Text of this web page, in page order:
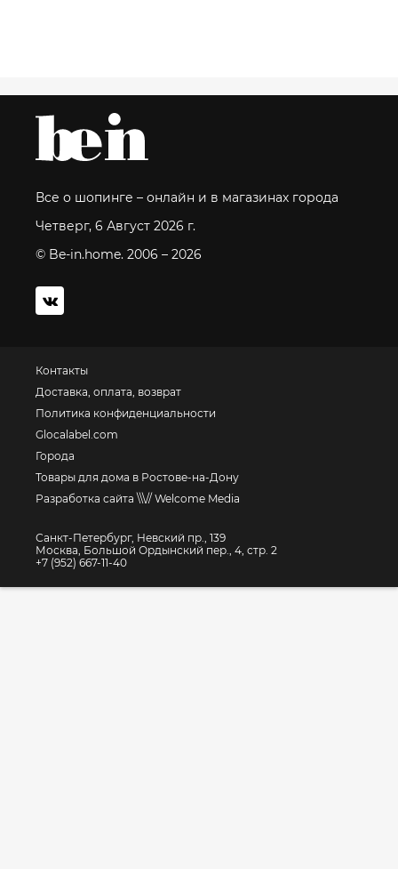
Все о шопинге – онлайн и в магазинах города
Четверг, 6 Август 2026 г.
© Be-in.home. 2006 – 2026
Контакты
Доставка, оплата, возврат
Политика конфиденциальности
Glocalabel.com
Города
Товары для дома в Ростове-на-Дону
Разработка сайта \\\// Welcome Media
Санкт-Петербург, Невский пр., 139
Москва, Большой Ордынский пер., 4, стр. 2
+7 (952) 667-11-40